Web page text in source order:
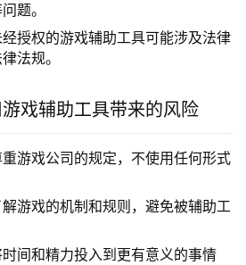
题。
授权的游戏辅助工具可能涉及法律
法规。
戏辅助工具带来的风险
游戏公司的规定，不使用任何形式
游戏的机制和规则，避免被辅助工
间和精力投入到更有意义的事情